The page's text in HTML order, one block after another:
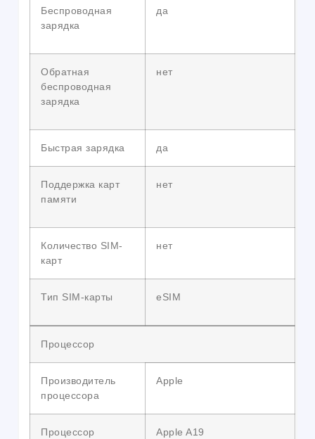
Беспроводная
зарядка
да
Обратная
беспроводная
зарядка
нет
Быстрая зарядка да
Поддержка карт
памяти
нет
Количество SIM-
карт
нет
Тип SIM-карты eSIM
Процессор
Производитель
процессора
Apple
Процессор Apple A19